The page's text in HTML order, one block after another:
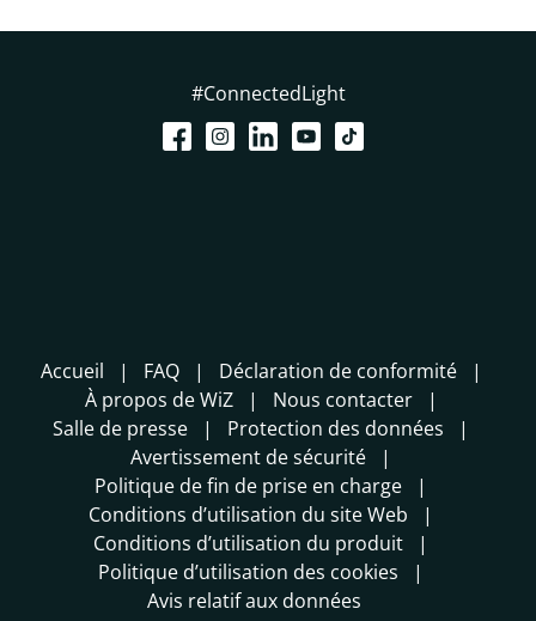
#ConnectedLight
Accueil FAQ
Déclaration de conformité
À propos de WiZ
Nous contacter
Salle de presse
Protection des données
Avertissement de sécurité
Politique de fin de prise en charge
Conditions d’utilisation du site Web
Conditions d’utilisation du produit
Politique d’utilisation des cookies
Avis relatif aux données